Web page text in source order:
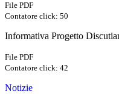
File PDF
Contatore click: 50
Informativa Progetto
File PDF
Contatore click: 42
Notizie